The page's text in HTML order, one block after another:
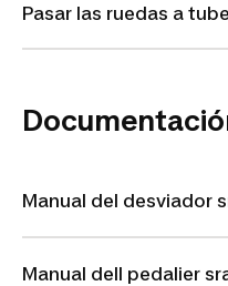
Pasar las ruedas a
Manual del desviador
Manual dell pedalier